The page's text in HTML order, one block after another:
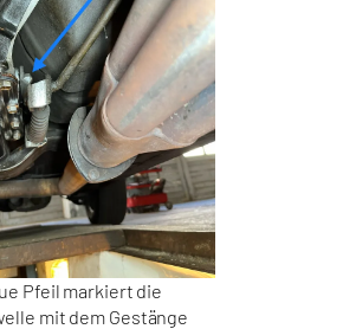
Pfeil markiert die
mit dem Gestänge